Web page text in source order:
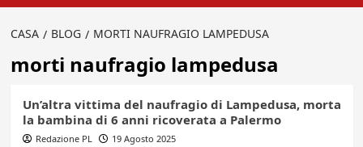
CASA BLOG MORTI NAUFRAGIO LAMPEDUSA
morti naufragio lampedusa
Un’altra vittima del naufragio di Lampedusa, morta
la bambina di 6 anni ricoverata a Palermo
Redazione PL 19 Agosto 2025